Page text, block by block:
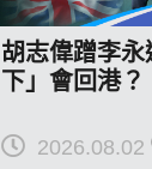
胡志偉蹭李永
下」會回港？
2026.08.02